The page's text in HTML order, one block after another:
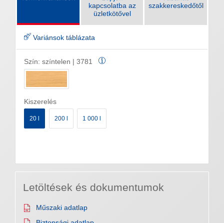
kapcsolatba az
üzletkötővel
szakkereskedőtől
Variánsok táblázata
Szín: színtelen | 3781
Kiszerelés
20 l 200 l 1 000 l
Letöltések és dokumentumok
Műszaki adatlap